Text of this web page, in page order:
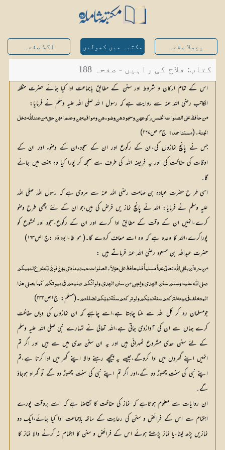
پچھلا صفحہ مکتبہ میں کھولیں اگلا صفحہ
کتاب: فلاح کی راہیں - صفحہ 188
اس کے تمام ارکان و شروط اور سنن کے مطابق باجماعت ادا کیا جائے حضرت حنظلہ
الکاتب رضی اللہ عنہ سے روایت ہے کہ رسول ا للہ صلی اللہ علیہ وسلم نے فرمایا:
من حافظ علی الصلوات الخمس رکوعھن وسجود ہن وضوء ھن ومواقیتھن وعلم انھن حق من عنداللّٰہ دخل
الجنۃ۔(مسند احمد : ج۴ ص۲۶۷)
جس نے پانچ نمازوں کی،ان کے رکوع اور ان کے سجود،ان کے وضوء اور ان کے
اوقات کی حفاظت کی اور یہ فریضہ اللہ کی طرف سے سمجھ کر پورا کیا وہ جنت میں جائے
گا۔
اسی طر ح حضرت عبادہ بن صامت رضی اللہ عنہ سے مروی ہے کہ رسول اللہ صلی اللہ
علیہ وسلم نے فرمایا: اللہ نے پانچ نماز یں فرض کی ہیں،جو ان کے لئے اچھی طرح وضو
کرے،انہیں ان کے وقت کے مطابق ادا کرے اور ان کے رکوع،سجود اور خشوع کو
پوراکرے،اللہ کا وعدہ ہے کہ وہ اسے معاف کردے گا۔( مو طا،ابوداؤد :ج۱ص۱۶۳)
حضرت عبداللہ بن مسعود رضی اللہ عنہ فرماتے ہیں :
المتخلف فی بیتہ لترکتم سنۃ نبیّکم ولو ترکتم سنّۃ نبیّکم لضللتم۔(مسلم: ج۱ص۲۳۲)
جومسلمان رہ کر کل اللہ سے ملنا چاہتا ہے،اسے چاہیے کہ ان نمازوں کی وہاں حفاظت
کرے جہاں سے ان کی آوازدی جاتی ہے،اللہ تعالیٰ نے تمہارے نبی صلی اللہ علیہ وسلم
کے لئے سنن ھدی مشروع ٹھہرائی ہیں اور یہ ان سنن ھدی میں سے ہیں اور اگر تم
انہیں اپنے گھروں میں ادا کروگے،جیسے یہ پیچھے رہنے والا اپنے گھر میں ادا کرتا ہے،تم
اپنے نبی کی سنت چھوڑ دو گے،اور اگر تم اپنے نبی کی سنت چھوڑ دو گے تو گمراہ ہوجاؤ
گے۔
ان روایات سے معلوم ہوتاہے کہ نماز کی حفاظت کا تقاضا ہے کہ اسے بروقت پورے
اہتمام سے اس کے فرائض و سنن کی رعایت کے ساتھ باجماعت ادا کیا جائے،ایک دو
نمازیں پڑھ لینا،یا نماز پڑھتے ہوئے اس کے فرائض و سنن کا اہتمام نہ کرنے والا نماز کا